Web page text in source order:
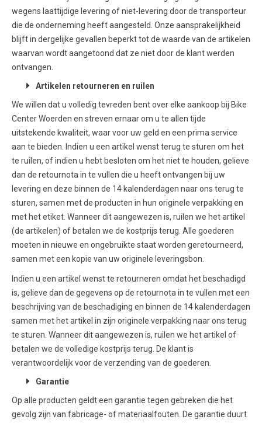
wegens laattijdige levering of niet-levering door de transporteur
die de onderneming heeft aangesteld. Onze aansprakelijkheid
blijft in dergelijke gevallen beperkt tot de waarde van de artikelen
waarvan wordt aangetoond dat ze niet door de klant werden
ontvangen.
Artikelen retourneren en ruilen
We willen dat u volledig tevreden bent over elke aankoop bij Bike
Center Woerden en streven ernaar om u te allen tijde
uitstekende kwaliteit, waar voor uw geld en een prima service
aan te bieden. Indien u een artikel wenst terug te sturen om het
te ruilen, of indien u hebt besloten om het niet te houden, gelieve
dan de retournota in te vullen die u heeft ontvangen bij uw
levering en deze binnen de 14 kalenderdagen naar ons terug te
sturen, samen met de producten in hun originele verpakking en
met het etiket. Wanneer dit aangewezen is, ruilen we het artikel
(de artikelen) of betalen we de kostprijs terug. Alle goederen
moeten in nieuwe en ongebruikte staat worden geretourneerd,
samen met een kopie van uw originele leveringsbon.
Indien u een artikel wenst te retourneren omdat het beschadigd
is, gelieve dan de gegevens op de retournota in te vullen met een
beschrijving van de beschadiging en binnen de 14 kalenderdagen
samen met het artikel in zijn originele verpakking naar ons terug
te sturen. Wanneer dit aangewezen is, ruilen we het artikel of
betalen we de volledige kostprijs terug. De klant is
verantwoordelijk voor de verzending van de goederen.
Garantie
Op alle producten geldt een garantie tegen gebreken die het
gevolg zijn van fabricage- of materiaalfouten. De garantie duurt